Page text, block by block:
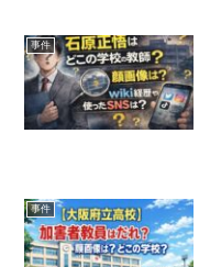
事件
事件